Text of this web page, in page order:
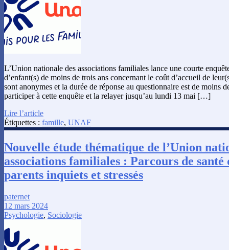
L’Union nationale des associations familiales lance une courte
d’enfant(s) de moins de trois ans concernant le coût d’accueil de
sont anonymes et la durée de réponse au questionnaire est de moins
participer à cette enquête et la relayer jusqu’au lundi 13 mai […]
Lire l’article
Étiquettes : famille, UNAF
Nouvelle étude thématique de l’Union
associations familiales : Parcours de santé
parents inquiets et stressés
paternet
12 mars 2024
Psychologie, Sociologie